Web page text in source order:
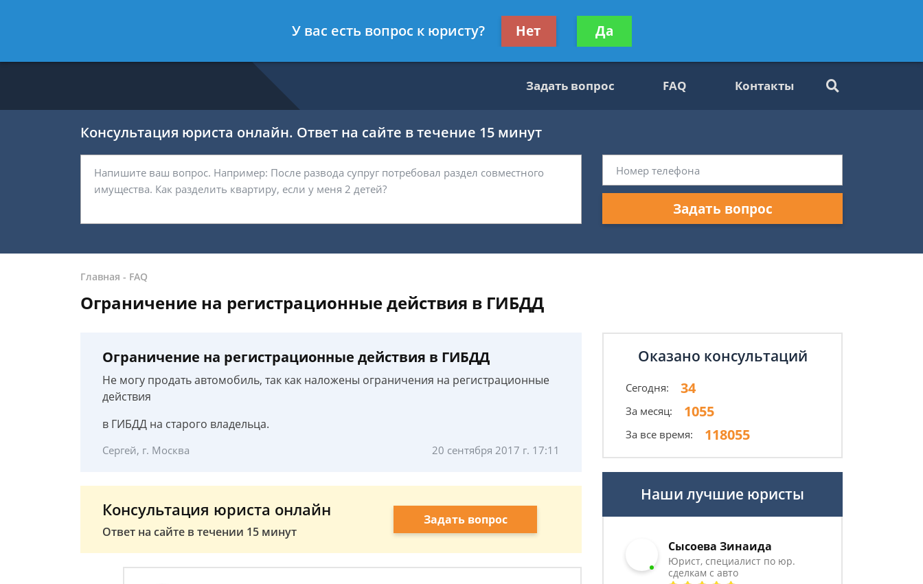
- Автоюрист, защитник
Получите консультацию
бесплатно
Задать вопрос FAQ Контакты
Консультация юриста онлайн. Ответ на сайте в течение 15 минут
Задать вопрос
Главная - FAQ
Ограничение на регистрационные действия в ГИБДД
Ограничение на регистрационные действия в ГИБДД
Не могу продать автомобиль, так как наложены ограничения на регистрационные
действия
в ГИБДД на старого владельца.
Сергей, г. Москва 20 сентября 2017 г. 17:11
Консультация юриста онлайн
Ответ на сайте в течении 15 минут
Задать вопрос
Оказано консультаций
Сегодня: 34
За месяц: 1055
За все время: 118055
Наши лучшие юристы
Сысоева Зинаида
Юрист, специалист по юр.
сделкам с авто
У вас есть вопрос к юристу? Нет Да